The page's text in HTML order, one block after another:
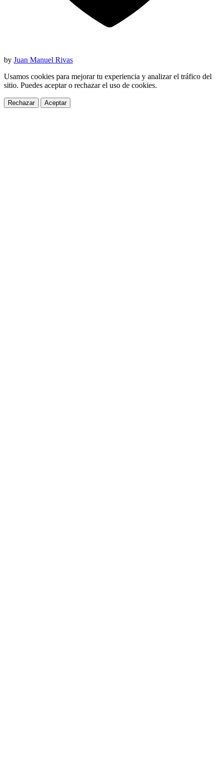
by Juan Manuel Rivas
Usamos cookies para mejorar tu experiencia y analizar el tráfico del
sitio. Puedes aceptar o rechazar el uso de cookies.
Rechazar Aceptar